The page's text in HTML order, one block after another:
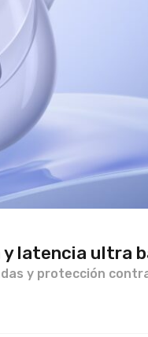
y latencia ultra
y protección